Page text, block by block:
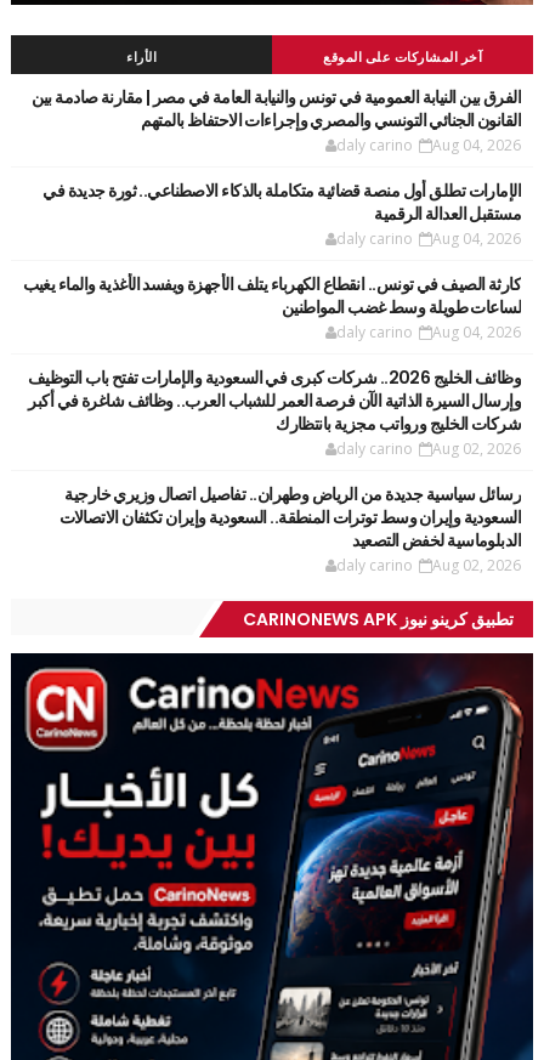
آخر المشاركات على الموقع الأراء
الفرق بين النيابة العمومية في تونس والنيابة العامة في مصر | مقارنة صادمة بين
القانون الجنائي التونسي والمصري وإجراءات الاحتفاظ بالمتهم
daly carino Aug 04, 2026
الإمارات تطلق أول منصة قضائية متكاملة بالذكاء الاصطناعي.. ثورة جديدة في
مستقبل العدالة الرقمية
daly carino Aug 04, 2026
كارثة الصيف في تونس.. انقطاع الكهرباء يتلف الأجهزة ويفسد الأغذية والماء يغيب
لساعات طويلة وسط غضب المواطنين
daly carino Aug 04, 2026
وظائف الخليج 2026.. شركات كبرى في السعودية والإمارات تفتح باب التوظيف
وإرسال السيرة الذاتية الآن فرصة العمر للشباب العرب.. وظائف شاغرة في أكبر
شركات الخليج ورواتب مجزية بانتظارك
daly carino Aug 02, 2026
رسائل سياسية جديدة من الرياض وطهران.. تفاصيل اتصال وزيري خارجية
السعودية وإيران وسط توترات المنطقة.. السعودية وإيران تكثفان الاتصالات
الدبلوماسية لخفض التصعيد
daly carino Aug 02, 2026
تطبيق كرينو نيوز CARINONEWS APK